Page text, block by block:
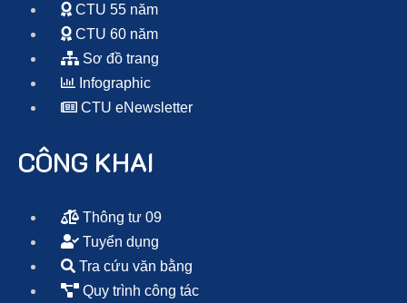
CTU 55 năm
CTU 60 năm
Sơ đồ trang
Infographic
CTU eNewsletter
CÔNG KHAI
Thông tư 09
Tuyển dụng
Tra cứu văn bằng
Quy trình công tác